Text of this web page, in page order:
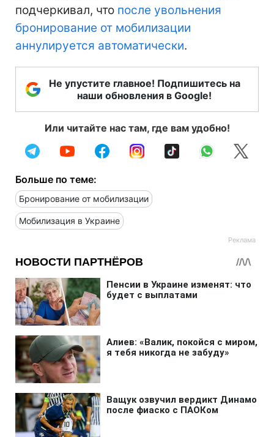
подчеркивал, что после увольнения
бронирование от мобилизации
аннулируется автоматически.
Не упустите главное! Подпишитесь на
наши обновления в Google!
Или читайте нас там, где вам удобно!
Больше по теме:
Бронирование от мобилизации
Мобилизация в Украине